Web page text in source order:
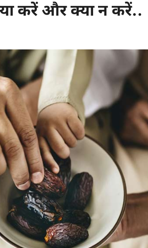
करें और क्या न करें..